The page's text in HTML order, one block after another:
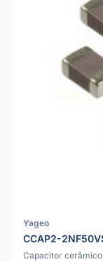
Yageo
CCAP2-
Capacitor